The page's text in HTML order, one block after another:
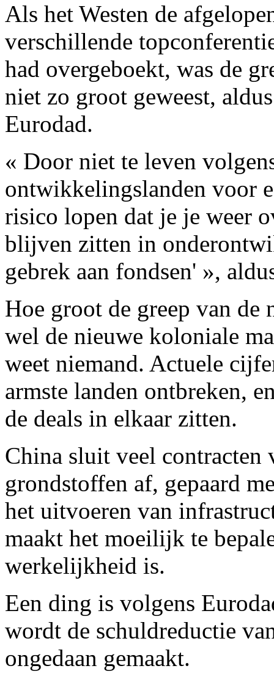
Als het Westen de
verschillende
had overgeboekt, was de
niet zo groot geweest,
Eurodad.
« Door niet te leven
ontwikkelingslanden voor
risico lopen dat je je weer
blijven zitten in
gebrek aan fondsen' »,
Hoe groot de greep van de
wel de nieuwe koloniale
weet niemand. Actuele
armste landen ontbreken,
de deals in elkaar zitten.
China sluit veel contracten
grondstoffen af, gepaard
het uitvoeren van
maakt het moeilijk te
werkelijkheid is.
Een ding is volgens
wordt de schuldreductie
ongedaan gemaakt.